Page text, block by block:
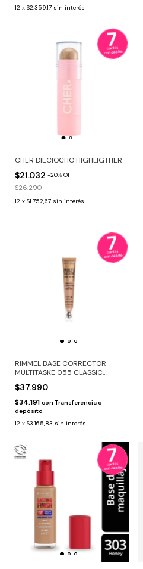
12 x $2.359,17 sin interés
CHER DIECIOCHO HIGHLIGTHER
$21.032 -20% OFF
$26.290
12 x $1.752,67 sin interés
RIMMEL BASE CORRECTOR
MULTITASKE 055 CLASSIC
$37.990
$34.191 con Transferencia o
depósito
12 x $3.165,83 sin interés